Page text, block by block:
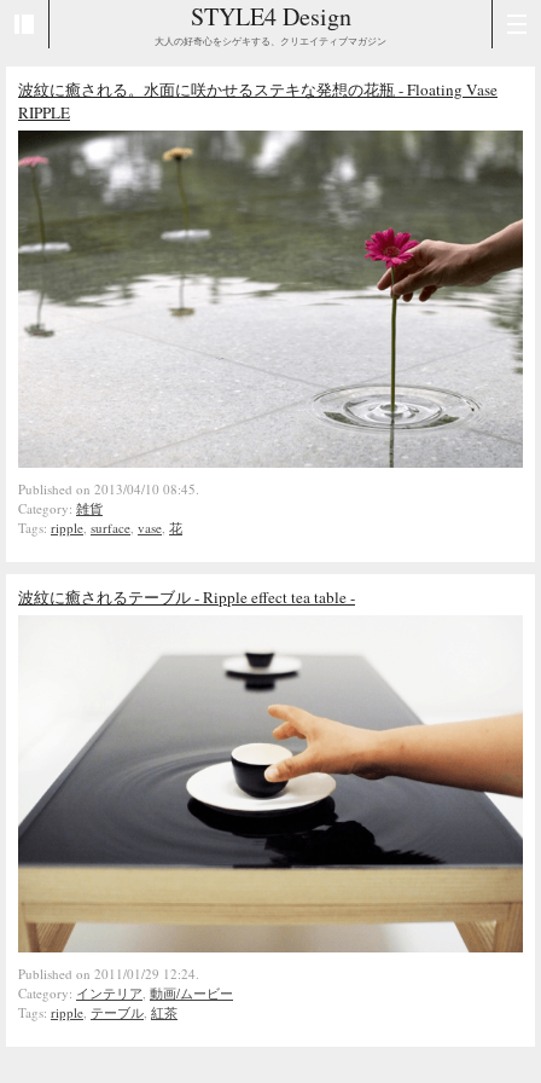
STYLE4 Design
大人の好奇心をシゲキする、クリエイティブマガジン
波紋に癒される。水面に咲かせるステキな発想の花瓶 - Floating Vase
RIPPLE
Published on 2013/04/10 08:45.
Category: 雑貨
Tags: ripple surface vase 花
波紋に癒されるテーブル - Ripple effect tea table -
Published on 2011/01/29 12:24.
Category: インテリア 動画/ムービー
Tags: ripple テーブル 紅茶